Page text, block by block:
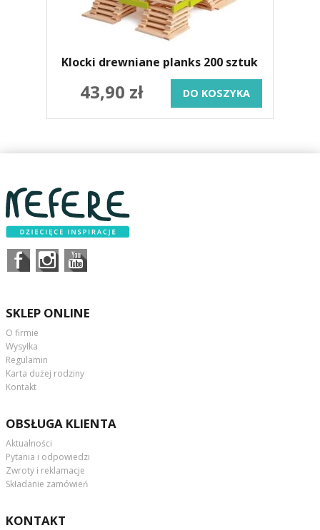
Klocki drewniane planks 200 sztuk
43,90 zł DO KOSZYKA
SKLEP ONLINE
O firmie
Wysyłka
Regulamin
Karta dużej rodziny
Kontakt
OBSŁUGA KLIENTA
Aktualności
Pytania i odpowiedzi
Zwroty i reklamacje
Składanie zamówień
KONTAKT